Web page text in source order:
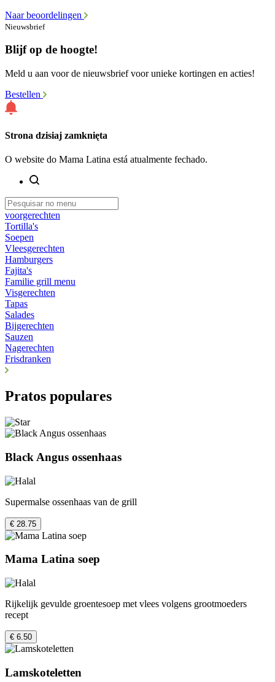
Naar beoordelingen
Nieuwsbrief
Blijf op de hoogte!
Meld u aan voor de nieuwsbrief voor unieke kortingen en acties!
Bestellen
Strona dzisiaj zamknięta
O website do Mama Latina está atualmente fechado.
voorgerechten
Tortilla's
Soepen
Vleesgerechten
Hamburgers
Fajita's
Familie grill menu
Visgerechten
Tapas
Salades
Bijgerechten
Sauzen
Nagerechten
Frisdranken
Pratos populares
Black Angus ossenhaas
Supermalse ossenhaas van de grill
€ 28.75
Mama Latina soep
Rijkelijk gevulde groentesoep met vlees volgens grootmoeders
recept
€ 6.50
Lamskoteletten